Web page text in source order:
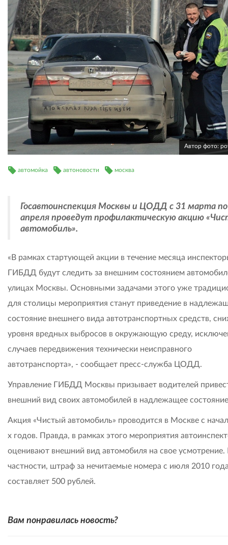
Автор фото:
автомойка автоновости москва
Госавтоинспекция Москвы и ЦОДД с 31 марта
апреля проведут профилактическую акцию
автомобиль».
«В рамках стартующей акции в течение месяца
ГИБДД будут следить за внешним состоянием
улицах Москвы. Основными задачами этого уже
для столицы мероприятия станут приведение в
состояние внешнего вида автотранспортных средств,
уровня вредных выбросов в окружающую среду,
случаев передвижения технически неисправного
автотранспорта», - сообщает пресс-служба ЦОДД.
Управление ГИБДД Москвы призывает водителей
внешний вид своих автомобилей в надлежащее
Акция «Чистый автомобиль» проводится в Москве с
х годов. Правда, в рамках этого мероприятия
оценивают внешний вид автомобиля на свое усмотрение.
частности, штраф за нечитаемые номера с июля 2010
составляет 500 рублей.
Вам понравилась новость?